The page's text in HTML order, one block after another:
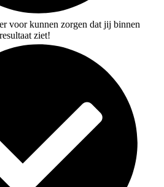
voor kunnen zorgen dat jij binnen
ziet!